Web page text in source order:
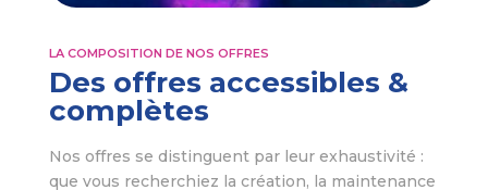
LA COMPOSITION DE NOS OFFRES
Des offres accessibles &
complètes
Nos offres se distinguent par leur exhaustivité :
que vous recherchiez la création, la maintenance